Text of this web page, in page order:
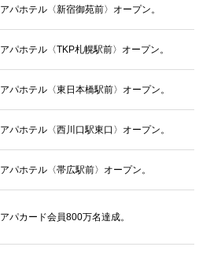
アパホテル〈新宿御苑前〉オープン。
アパホテル〈TKP札幌駅前〉オープン。
アパホテル〈東日本橋駅前〉オープン。
アパホテル〈西川口駅東口〉オープン。
アパホテル〈帯広駅前〉オープン。
アパカード会員800万名達成。